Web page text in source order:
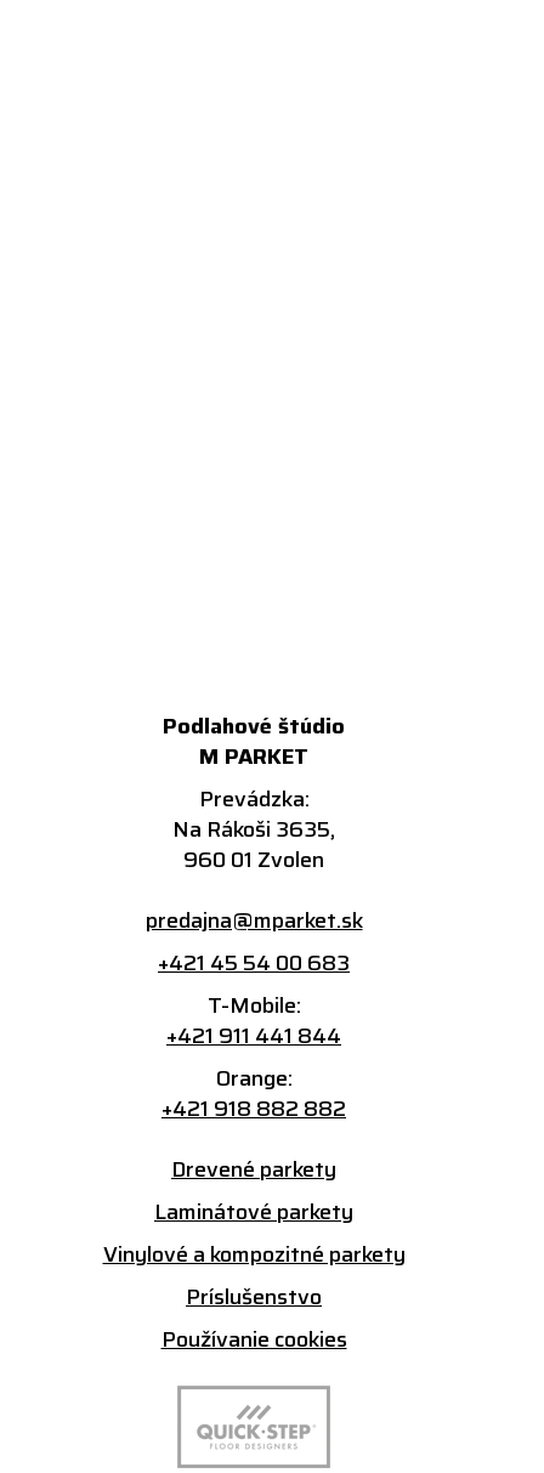
Podlahové štúdio
M PARKET
Prevádzka:
Na Rákoši 3635,
960 01 Zvolen
predajna@mparket.sk
+421 45 54 00 683
T-Mobile:
+421 911 441 844
Orange:
+421 918 882 882
Drevené parkety
Laminátové parkety
Vinylové a kompozitné parkety
Príslušenstvo
Používanie cookies